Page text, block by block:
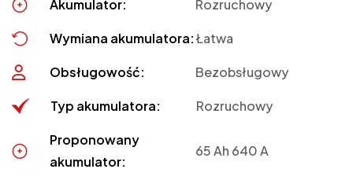
Akumulator: Rozruchowy
Wymiana akumulatora:Łatwa
Obsługowość: Bezobsługowy
Typ akumulatora: Rozruchowy
Proponowany
akumulator:
65 Ah 640 A